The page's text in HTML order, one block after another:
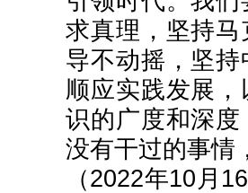
求真理，坚持
导不动摇，坚
顺应实践发展
识的广度和深
没有干过的事情
（2022年10月